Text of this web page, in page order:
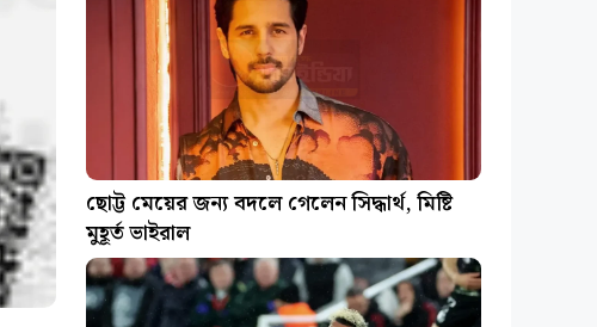
ছোট্ট মেয়ের জন্য বদলে গেলেন সিদ্ধার্থ, মিষ্টি
মুহূর্ত ভাইরাল